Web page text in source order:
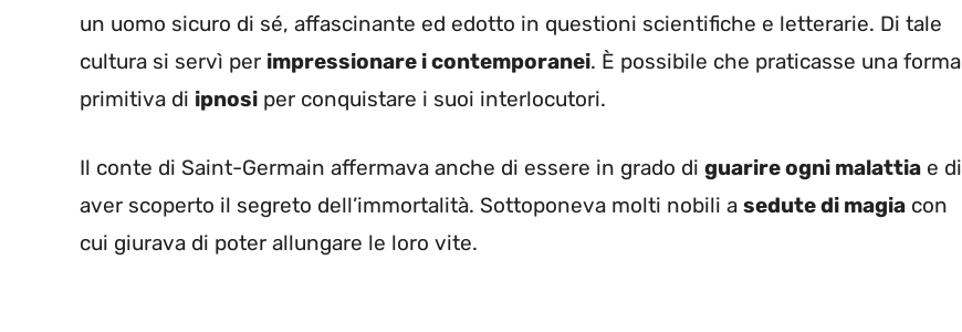
un uomo sicuro di sé, affascinante ed edotto in questioni scientifiche e letterarie. Di tale
cultura si servì per impressionare i contemporanei. È possibile che praticasse una forma
primitiva di ipnosi per conquistare i suoi interlocutori.
Il conte di Saint-Germain affermava anche di essere in grado di guarire ogni malattia e di
aver scoperto il segreto dell’immortalità. Sottoponeva molti nobili a sedute di magia con
cui giurava di poter allungare le loro vite.